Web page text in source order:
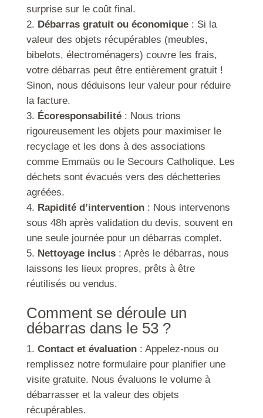
surprise sur le coût final.
Débarras gratuit ou économique: Si la
valeur des objets récupérables (meubles,
bibelots, électroménagers) couvre les frais,
votre débarras peut être entièrement gratuit !
Sinon, nous déduisons leur valeur pour réduire
la facture.
Écoresponsabilité: Nous trions
rigoureusement les objets pour maximiser le
recyclage et les dons à des associations
comme Emmaüs ou le Secours Catholique. Les
déchets sont évacués vers des déchetteries
agréées.
Rapidité d’intervention: Nous intervenons
sous 48h après validation du devis, souvent en
une seule journée pour un débarras complet.
Nettoyage inclus: Après le débarras, nous
laissons les lieux propres, prêts à être
réutilisés ou vendus.
Comment se déroule un
débarras dans le 53 ?
Contact et évaluation: Appelez-nous ou
remplissez notre formulaire pour planifier une
visite gratuite. Nous évaluons le volume à
débarrasser et la valeur des objets
récupérables.